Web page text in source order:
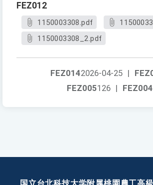
FEZ012
1150003308.pdf
1150003308_2.pdf
FEZ0142026-04-25 |
FEZ004
FEZ005126 |